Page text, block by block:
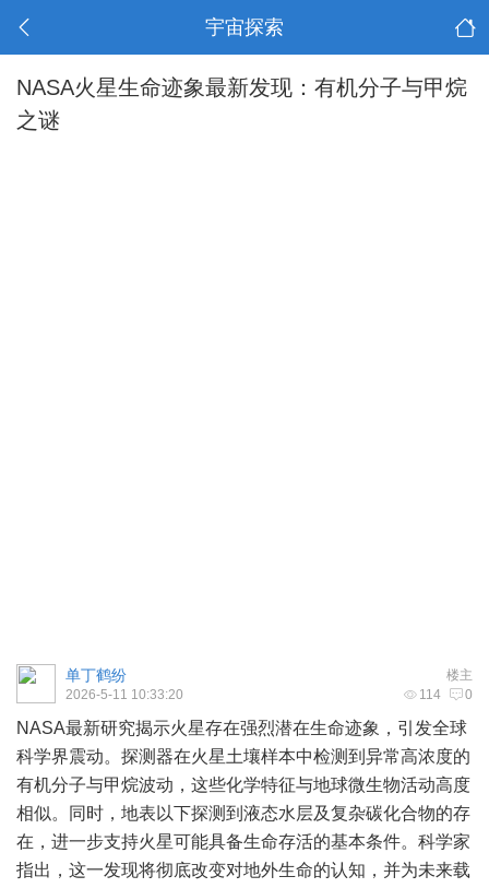
宇宙探索
NASA火星生命迹象最新发现：有机分子与甲烷
之谜
楼主
单丁鹤纷
114 0
2026-5-11 10:33:20
NASA最新研究揭示火星存在强烈潜在生命迹象，引发全球
科学界震动。探测器在火星土壤样本中检测到异常高浓度的
有机分子与甲烷波动，这些化学特征与地球微生物活动高度
相似。同时，地表以下探测到液态水层及复杂碳化合物的存
在，进一步支持火星可能具备生命存活的基本条件。科学家
指出，这一发现将彻底改变对地外生命的认知，并为未来载